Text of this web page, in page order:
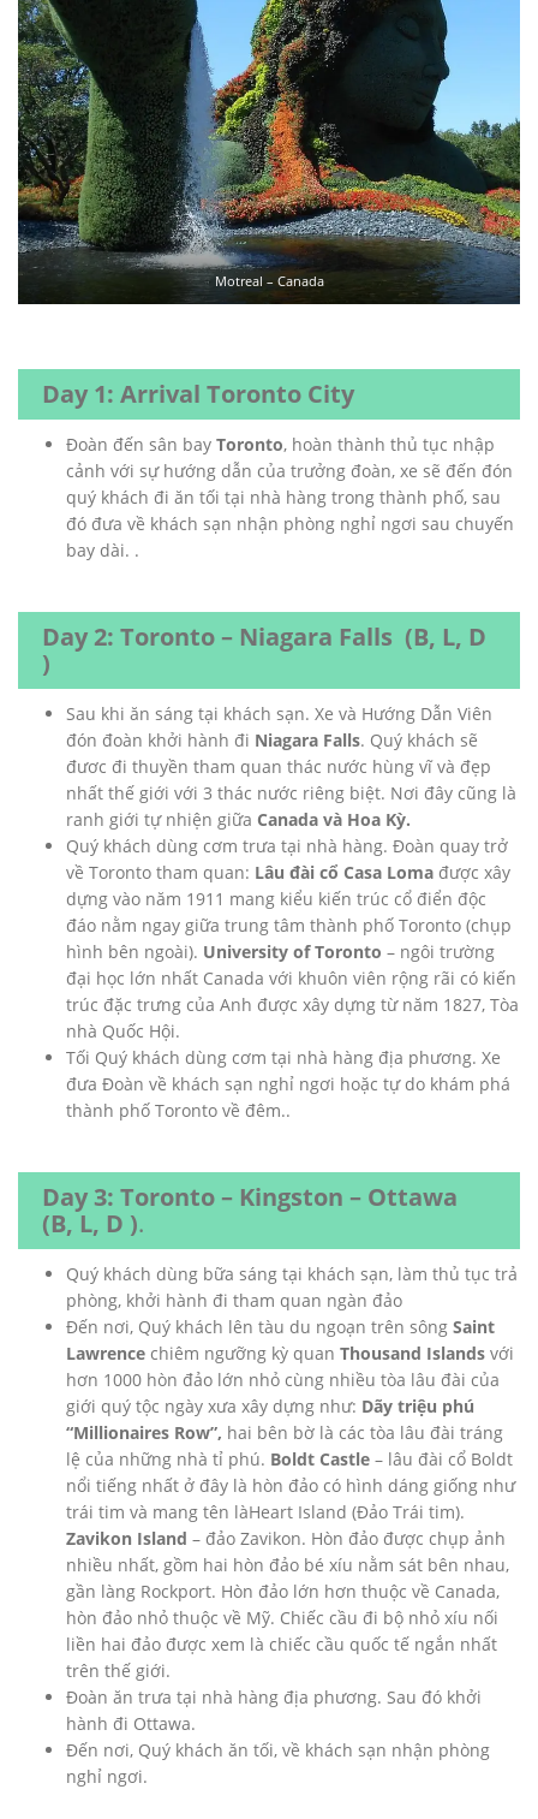
Motreal – Canada
Day 1: Arrival Toronto City
Đoàn đến sân bay Toronto, hoàn thành thủ tục nhập
cảnh với sự hướng dẫn của trưởng đoàn, xe sẽ đến đón
quý khách đi ăn tối tại nhà hàng trong thành phố, sau
đó đưa về khách sạn nhận phòng nghỉ ngơi sau chuyến
bay dài. .
Day 2: Toronto – Niagara Falls (B, L, D
)
Sau khi ăn sáng tại khách sạn. Xe và Hướng Dẫn Viên
đón đoàn khởi hành đi Niagara Falls. Quý khách sẽ
đươc đi thuyền tham quan thác nước hùng vĩ và đẹp
nhất thế giới với 3 thác nước riêng biệt. Nơi đây cũng là
ranh giới tự nhiện giữa Canada và Hoa Kỳ.
Quý khách dùng cơm trưa tại nhà hàng. Đoàn quay trở
về Toronto tham quan: Lâu đài cổ Casa Loma được xây
dựng vào năm 1911 mang kiểu kiến trúc cổ điển độc
đáo nằm ngay giữa trung tâm thành phố Toronto (chụp
hình bên ngoài). University of Toronto – ngôi trường
đại học lớn nhất Canada với khuôn viên rộng rãi có kiến
trúc đặc trưng của Anh được xây dựng từ năm 1827, Tòa
nhà Quốc Hội.
Tối Quý khách dùng cơm tại nhà hàng địa phương. Xe
đưa Đoàn về khách sạn nghỉ ngơi hoặc tự do khám phá
thành phố Toronto về đêm..
Day 3: Toronto – Kingston – Ottawa
(B, L, D ).
Quý khách dùng bữa sáng tại khách sạn, làm thủ tục trả
phòng, khởi hành đi tham quan ngàn đảo
Đến nơi, Quý khách lên tàu du ngoạn trên sông Saint
Lawrence chiêm ngưỡng kỳ quan Thousand Islands với
hơn 1000 hòn đảo lớn nhỏ cùng nhiều tòa lâu đài của
giới quý tộc ngày xưa xây dựng như: Dãy triệu phú
“Millionaires Row”, hai bên bờ là các tòa lâu đài tráng
lệ của những nhà tỉ phú. Boldt Castle – lâu đài cổ Boldt
nổi tiếng nhất ở đây là hòn đảo có hình dáng giống như
trái tim và mang tên làHeart Island (Đảo Trái tim).
Zavikon Island – đảo Zavikon. Hòn đảo được chụp ảnh
nhiều nhất, gồm hai hòn đảo bé xíu nằm sát bên nhau,
gần làng Rockport. Hòn đảo lớn hơn thuộc về Canada,
hòn đảo nhỏ thuộc về Mỹ. Chiếc cầu đi bộ nhỏ xíu nối
liền hai đảo được xem là chiếc cầu quốc tế ngắn nhất
trên thế giới.
Đoàn ăn trưa tại nhà hàng địa phương. Sau đó khởi
hành đi Ottawa.
Đến nơi, Quý khách ăn tối, về khách sạn nhận phòng
nghỉ ngơi.